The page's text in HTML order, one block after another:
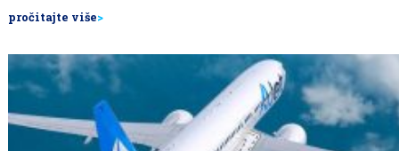
pročitajte više>